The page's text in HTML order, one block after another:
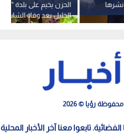
الحزن يخيم على بلدة
الخليل بعد وفاة الشاب
الدبابسة
نشرها
رؤيا © 2026
تابعوا معنا آخر الأخبار المحلية